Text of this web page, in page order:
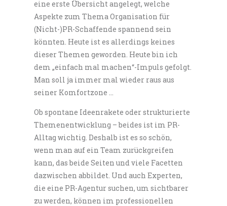
eine erste Übersicht angelegt, welche
Aspekte zum Thema Organisation für
(Nicht-)PR-Schaffende spannend sein
könnten. Heute ist es allerdings keines
dieser Themen geworden. Heute bin ich
dem „einfach mal machen“-Impuls gefolgt.
Man soll ja immer mal wieder raus aus
seiner Komfortzone …
Ob spontane Ideenrakete oder strukturierte
Themenentwicklung – beides ist im PR-
Alltag wichtig. Deshalb ist es so schön,
wenn man auf ein Team zurückgreifen
kann, das beide Seiten und viele Facetten
dazwischen abbildet. Und auch Experten,
die eine PR-Agentur suchen, um sichtbarer
zu werden, können im professionellen